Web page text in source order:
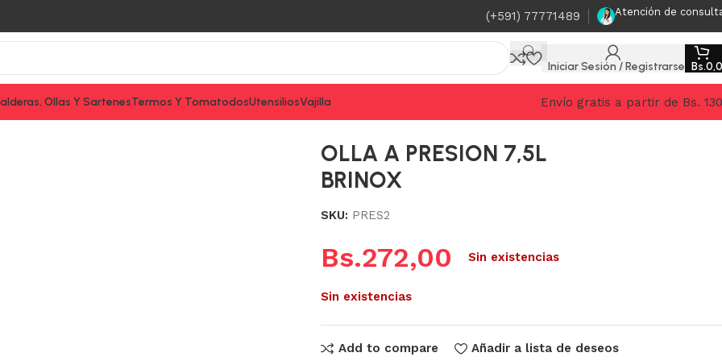
(+591) 77771489 Atención de
Iniciar Sesión / Registrarse Bs.
Ollas Y SartenesTermos Y TomatodosUtensiliosVajilla
Envío gratis a partir de Bs.
OLLA A PRESION 7,5L
BRINOX
SKU: PRES2
Bs.272,00 Sin existencias
Sin existencias
Add to compare Añadir a lista de deseos